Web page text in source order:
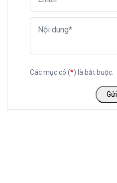
Các mục có (*) là bắt buộc.
Gửi